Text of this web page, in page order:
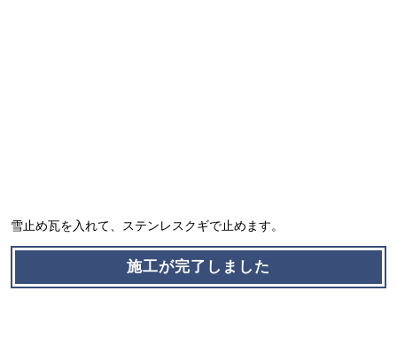
雪止め瓦を入れて、ステンレスクギで止めます。
施工が完了しました